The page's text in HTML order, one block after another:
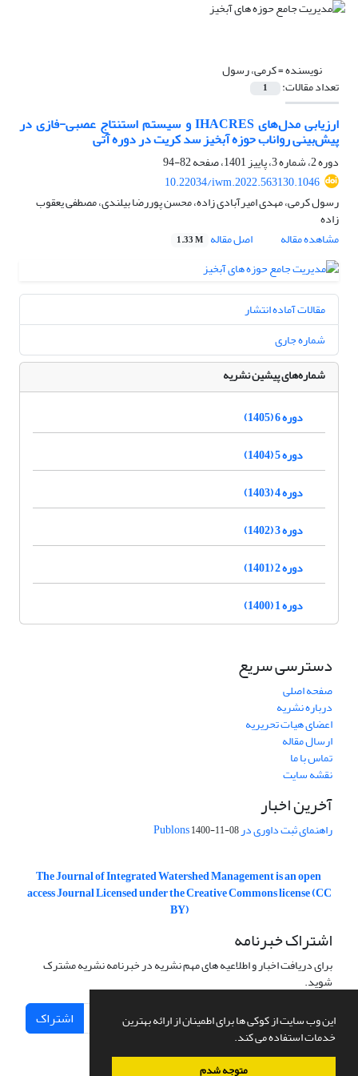
این وب سایت از کوکی ها برای اطمینان از ارائه بهترین
خدمات استفاده می کند.
متوجه شدم
نویسنده =کرمی، رسول
تعداد مقالات: 1
ارزیابی مدل‌های IHACRES و سیستم استنتاج عصبی-فازی در
پیش‌بینی رواناب حوزه آبخیز سد کریت در دوره آتی
دوره 2، شماره 3، پاییز 1401، صفحه
82-94
10.22034/iwm.2022.563130.1046
رسول کرمی، مهدی امیرآبادی زاده، محسن پوررضا بیلندی، مصطفی یعقوب
زاده
مشاهده مقاله
اصل مقاله 1.33 M
مقالات آماده انتشار
شماره جاری
شماره‌های پیشین نشریه
دوره 6 (1405)
دوره 5 (1404)
دوره 4 (1403)
دوره 3 (1402)
دوره 2 (1401)
دوره 1 (1400)
دسترسی سریع
صفحه اصلی
درباره نشریه
اعضای هیات تحریریه
ارسال مقاله
تماس با ما
نقشه سایت
آخرین اخبار
راهنمای ثبت داوری در Publons1400-11-08
The Journal of Integrated Watershed Management is an open
access Journal Licensed under the Creative Commons license (CC
BY)
اشتراک خبرنامه
برای دریافت اخبار و اطلاعیه های مهم نشریه در خبرنامه نشریه مشترک
شوید.
اشتراک